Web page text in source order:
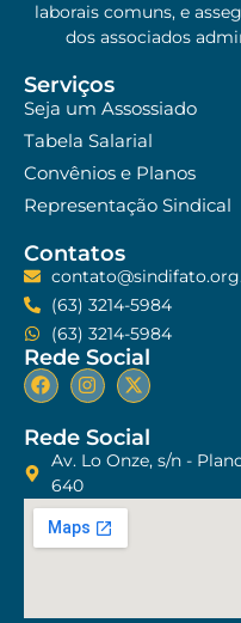
laborais comuns, e
dos associados
Serviços
Seja um Assossiado
Tabela Salarial
Convênios e Planos
Representação Sindical
Contatos
(63) 3214-5984
(63) 3214-5984
Rede Social
Rede Social
Av. Lo Onze, s/n -
640